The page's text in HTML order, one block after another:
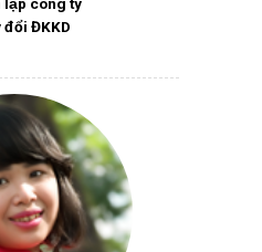
đổi ĐKKD